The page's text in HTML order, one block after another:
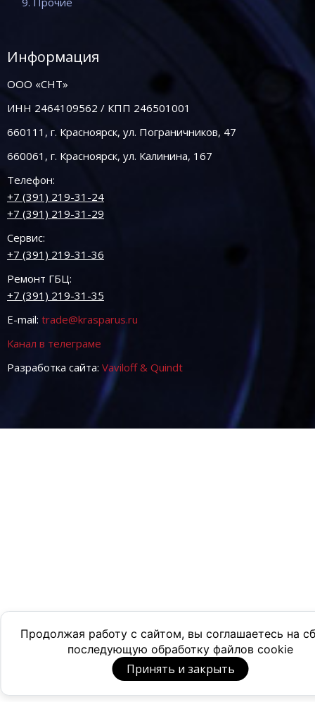
Продолжая работу с сайтом, вы соглашаетесь на
последующую обработку файлов cookie
Принять и закрыть
Информация
ООО «СНТ»
ИНН 2464109562 / КПП 246501001
660111, г. Красноярск, ул. Пограничников, 47
660061, г. Красноярск, ул. Калинина, 167
Телефон:
+7 (391) 219-31-24
+7 (391) 219-31-29
Сервис:
+7 (391) 219-31-36
Ремонт ГБЦ:
+7 (391) 219-31-35
E-mail: trade@krasparus.ru
Канал в телеграме
Разработка сайта: Vaviloff & Quindt